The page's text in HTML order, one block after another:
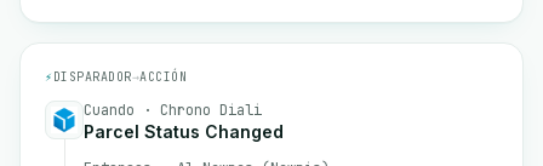
⚡ DISPARADOR→ACCIÓN
Cuando · Chrono Diali
Parcel Status Changed